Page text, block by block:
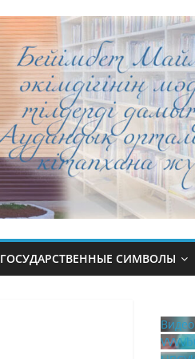
ГОСУДАРСТВЕННЫЕ СИМВОЛЫ